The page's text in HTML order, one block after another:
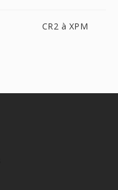
CR2 à XPM